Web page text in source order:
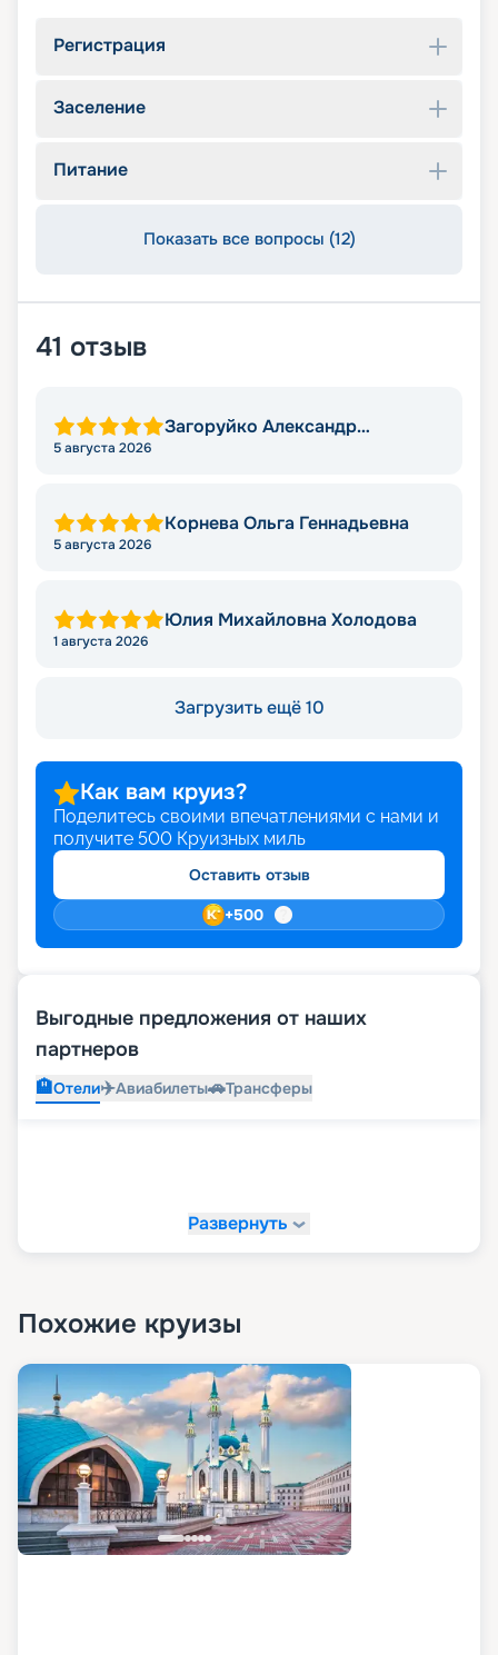
Регистрация
Заселение
Питание
Показать все вопросы (12)
41 отзыв
Загоруйко Александр
5 августа 2026
Корнева Ольга Геннадьевна
5 августа 2026
Юлия Михайловна Холодова
1 августа 2026
Загрузить ещё 10
Как вам круиз?
Поделитесь своими впечатлениями с нами и
получите 500 Круизных миль
Оставить отзыв
+500
Выгодные предложения от наших
партнеров
🏨Отели✈️Авиабилеты🚗Трансферы
Развернуть
Похожие круизы